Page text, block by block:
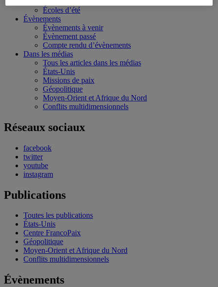
Écoles d’été
Évènements
Évènements à venir
Évènement passé
Compte rendu d’évènements
Dans les médias
Tous les articles dans les médias
États-Unis
Missions de paix
Géopolitique
Moyen-Orient et Afrique du Nord
Conflits multidimensionnels
Réseaux sociaux
facebook
twitter
youtube
instagram
Publications
Toutes les publications
États-Unis
Centre FrancoPaix
Géopolitique
Moyen-Orient et Afrique du Nord
Conflits multidimensionnels
Évènements